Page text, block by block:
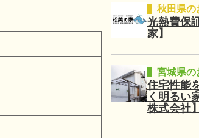
秋田県の
光熱費保
家】
宮城県の
住宅性能
く明るい
株式会社】